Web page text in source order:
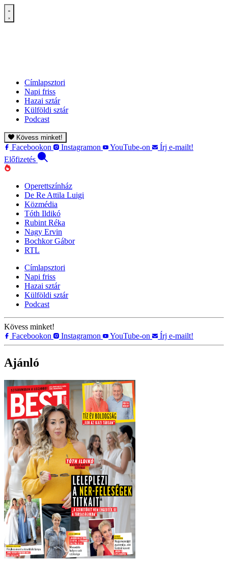
Címlapsztori
Napi friss
Hazai sztár
Külföldi sztár
Podcast
Kövess minket!
Facebookon Instagramon YouTube-on
Írj e-mailt!
Előfizetés
Operettszínház
De Re Attila Luigi
Közmédia
Tóth Ildikó
Rubint Réka
Nagy Ervin
Bochkor Gábor
RTL
Címlapsztori
Napi friss
Hazai sztár
Külföldi sztár
Podcast
Kövess minket!
Facebookon
Instagramon YouTube-on Írj e-mailt!
Ajánló